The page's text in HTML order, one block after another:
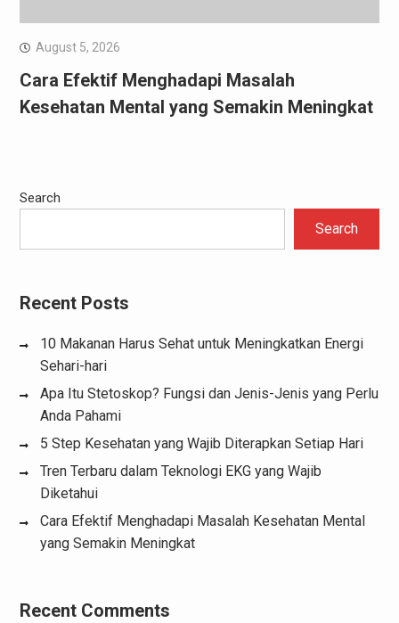
August 5, 2026
Cara Efektif Menghadapi Masalah
Kesehatan Mental yang Semakin Meningkat
Search
Search
Recent Posts
10 Makanan Harus Sehat untuk Meningkatkan Energi
Sehari-hari
Apa Itu Stetoskop? Fungsi dan Jenis-Jenis yang Perlu
Anda Pahami
5 Step Kesehatan yang Wajib Diterapkan Setiap Hari
Tren Terbaru dalam Teknologi EKG yang Wajib
Diketahui
Cara Efektif Menghadapi Masalah Kesehatan Mental
yang Semakin Meningkat
Recent Comments